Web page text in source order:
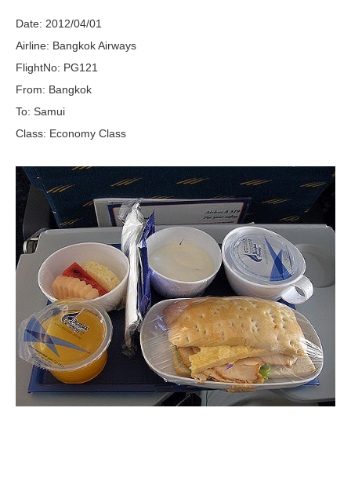
Date: 2012/04/01
Airline: Bangkok Airways
FlightNo: PG121
From: Bangkok
To: Samui
Class: Economy Class